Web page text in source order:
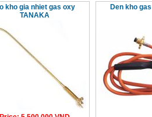
kho gia nhiet gas oxy
TANAKA
Den kho